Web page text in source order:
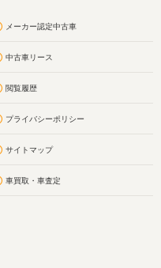
メーカー認定中古車
中古車リース
閲覧履歴
プライバシーポリシー
サイトマップ
車買取・車査定